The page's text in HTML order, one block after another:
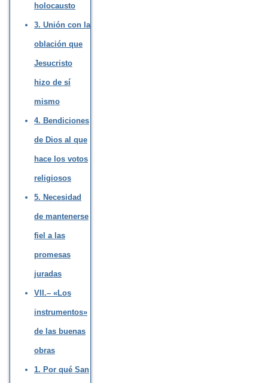
holocausto
3. Unión con la
oblación que
Jesucristo
hizo de sí
mismo
4. Bendiciones
de Dios al que
hace los votos
religiosos
5. Necesidad
de mantenerse
fiel a las
promesas
juradas
VII.– «Los
instrumentos»
de las buenas
obras
1. Por qué San